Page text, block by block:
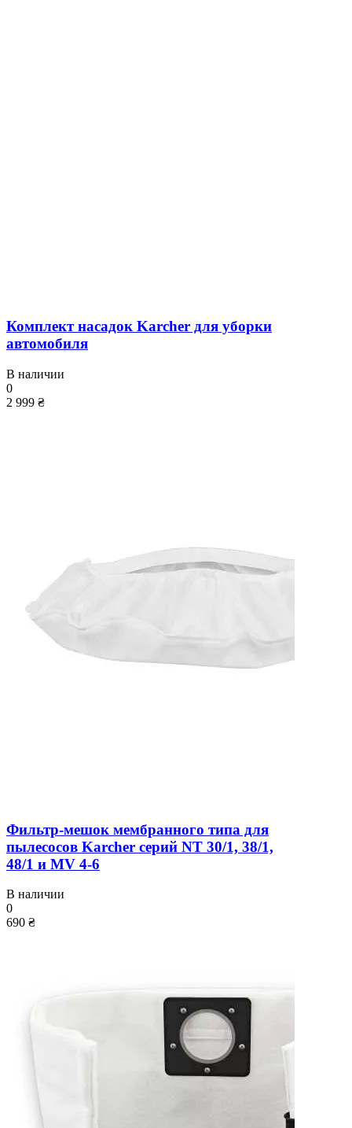
Комплект насадок Karcher для уборки
автомобиля
В наличии
0
2 999 ₴
Фильтр-мешок мембранного типа для
пылесосов Karcher серий NT 30/1, 38/1,
48/1 и MV 4-6
В наличии
0
690 ₴